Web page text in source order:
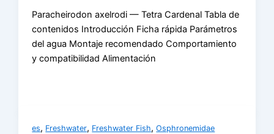
Paracheirodon axelrodi — Tetra Cardenal Tabla de
contenidos Introducción Ficha rápida Parámetros
del agua Montaje recomendado Comportamiento
y compatibilidad Alimentación
es, Freshwater, Freshwater Fish,Osphronemidae